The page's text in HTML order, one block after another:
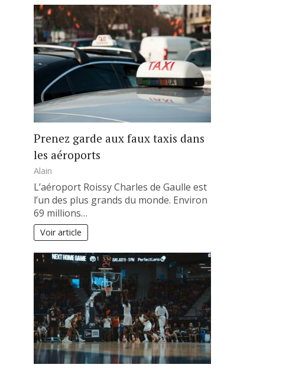
Prenez garde aux faux taxis dans
les aéroports
Alain
L’aéroport Roissy Charles de Gaulle est
l’un des plus grands du monde. Environ
69 millions…
Voir article